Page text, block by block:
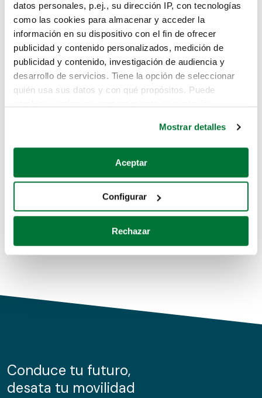
datos personales, p.ej., su dirección IP, con tecnologías
como las cookies para almacenar y acceder la
información en su dispositivo con el fin de ofrecer
publicidad y contenido personalizados, medición de
publicidad y contenido, investigación de audiencia y
desarrollo de servicios. Tiene la opción de seleccionar
quién usa sus datos y con qué propósitos. Puede
Si lo permite, también quisiéramos:
Recopilar información sobre su ubicación geográfica
Identificar su dispositivo analizándolo activamente
para buscar características específicas (huellas
Obtenga más información sobre cómo se procesan sus
de cookies.
información sobre el uso que haga del sitio web con
nuestros partners de redes sociales, publicidad y análisis
Mostrar detalles
Aceptar
Configurar
Rechazar
Lo sentimos, no sabemos como
te hemos traido hasta aquí.
Pero puedes encontrar el coche que estás
buscando en alguno de estos enlaces:
Coches de segunda mano
Coches de km0
Conduce tu futuro,
desata tu movilidad